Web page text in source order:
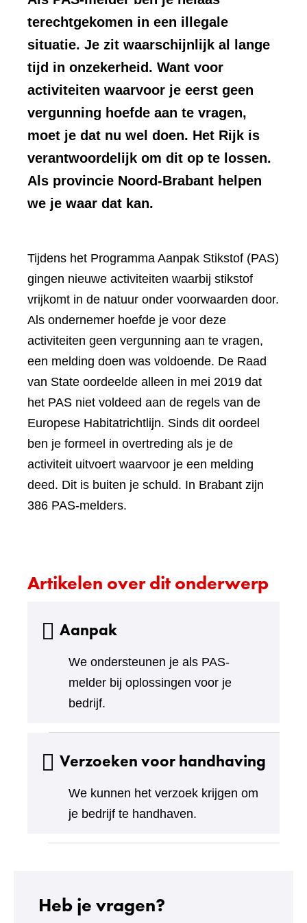
terechtgekomen in een illegale
situatie. Je zit waarschijnlijk al lange
tijd in onzekerheid. Want voor
activiteiten waarvoor je eerst geen
vergunning hoefde aan te vragen,
moet je dat nu wel doen. Het Rijk is
verantwoordelijk om dit op te lossen.
Als provincie Noord-Brabant helpen
we je waar dat kan.
Tijdens het Programma Aanpak Stikstof (PAS)
gingen nieuwe activiteiten waarbij stikstof
vrijkomt in de natuur onder voorwaarden door.
Als ondernemer hoefde je voor deze
activiteiten geen vergunning aan te vragen,
een melding doen was voldoende. De Raad
van State oordeelde alleen in mei 2019 dat
het PAS niet voldeed aan de regels van de
Europese Habitatrichtlijn. Sinds dit oordeel
ben je formeel in overtreding als je de
activiteit uitvoert waarvoor je een melding
deed. Dit is buiten je schuld. In Brabant zijn
386 PAS-melders.
Artikelen over dit onderwerp
Aanpak
We ondersteunen je als PAS-
melder bij oplossingen voor je
bedrijf.
Verzoeken voor handhaving
We kunnen het verzoek krijgen om
je bedrijf te handhaven.
Heb je vragen?